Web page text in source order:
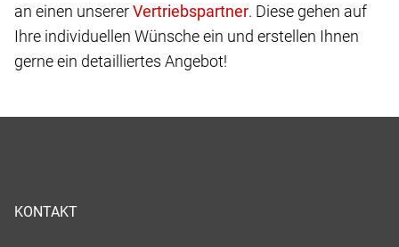
an einen unserer
. Diese gehen auf
Ihre individuellen Wünsche ein und erstellen Ihnen
gerne ein detailliertes Angebot!
KONTAKT